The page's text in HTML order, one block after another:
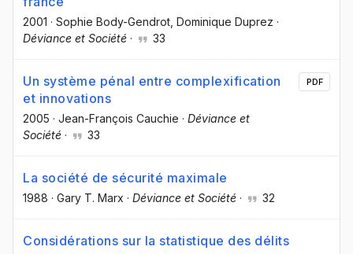
2001 · Sophie Body-Gendrot , Dominique Duprez ·
Déviance et Société · 33
Un système pénal entre complexification
et innovations
2005 · Jean-François Cauchie · Déviance et
Société · 33
PDF
La société de sécurité maximale
1988 · Gary T. Marx · Déviance et Société · 32
Considérations sur la statistique des délits